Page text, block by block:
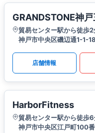
GRANDSTONE神
貿易センター駅から徒歩2
神戸市中央区磯辺通1-1-
店舗情報
HarborFitness
貿易センター駅から徒歩
神戸市中央区江戸町100